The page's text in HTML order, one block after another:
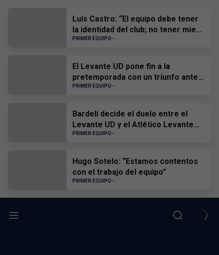
Luís Castro: “El equipo debe tener
la identidad del club; no tener miedo
a nadie y, cuando tengamos que
PRIMER EQUIPO
El Levante UD pone fin a la
pretemporada con un triunfo ante
el CD Castellón
PRIMER EQUIPO
Bardeli decide el duelo entre el
Levante UD y el Atlético Levante
UD
PRIMER EQUIPO
Hugo Sotelo: “Estamos contentos
con el trabajo del equipo”
PRIMER EQUIPO